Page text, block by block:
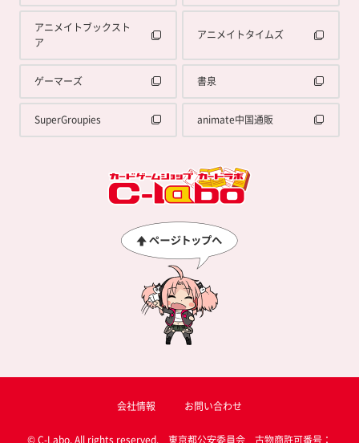
アニメイトブックスト
ア
アニメイトタイムズ
ゲーマーズ 書泉
SuperGroupies animate中国通販
会社情報 お問い合わせ
© C-Labo, All rights reserved. 東京都公安委員会 古物商許可番号：